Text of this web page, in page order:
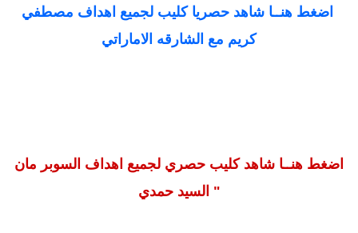
اضغط هنــا شاهد حصريا كليب لجميع اهداف مصطفي
كريم مع الشارقه الاماراتي
اضغط هنــا شاهد كليب حصري لجميع اهداف السوبر مان
" السيد حمدي